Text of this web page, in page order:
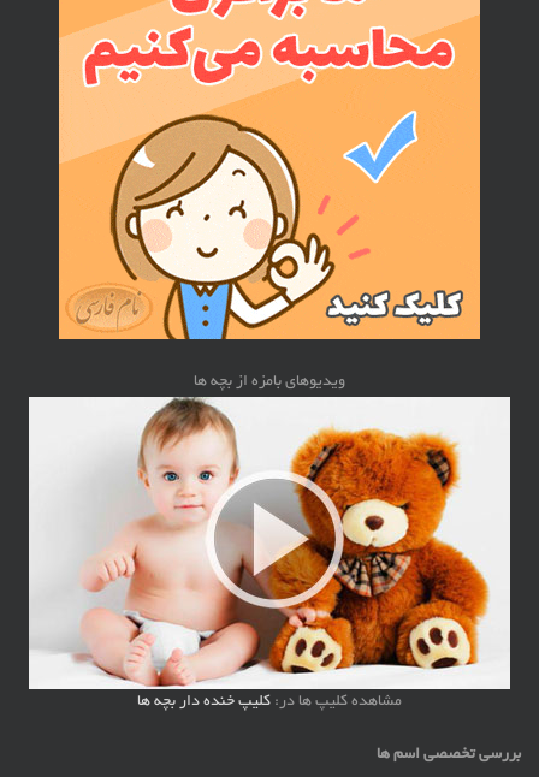
ویدیوهای بامزه از بچه ها
مشاهده کلیپ ها در: کلیپ خنده دار بچه ها
بررسی تخصصی اسم ها